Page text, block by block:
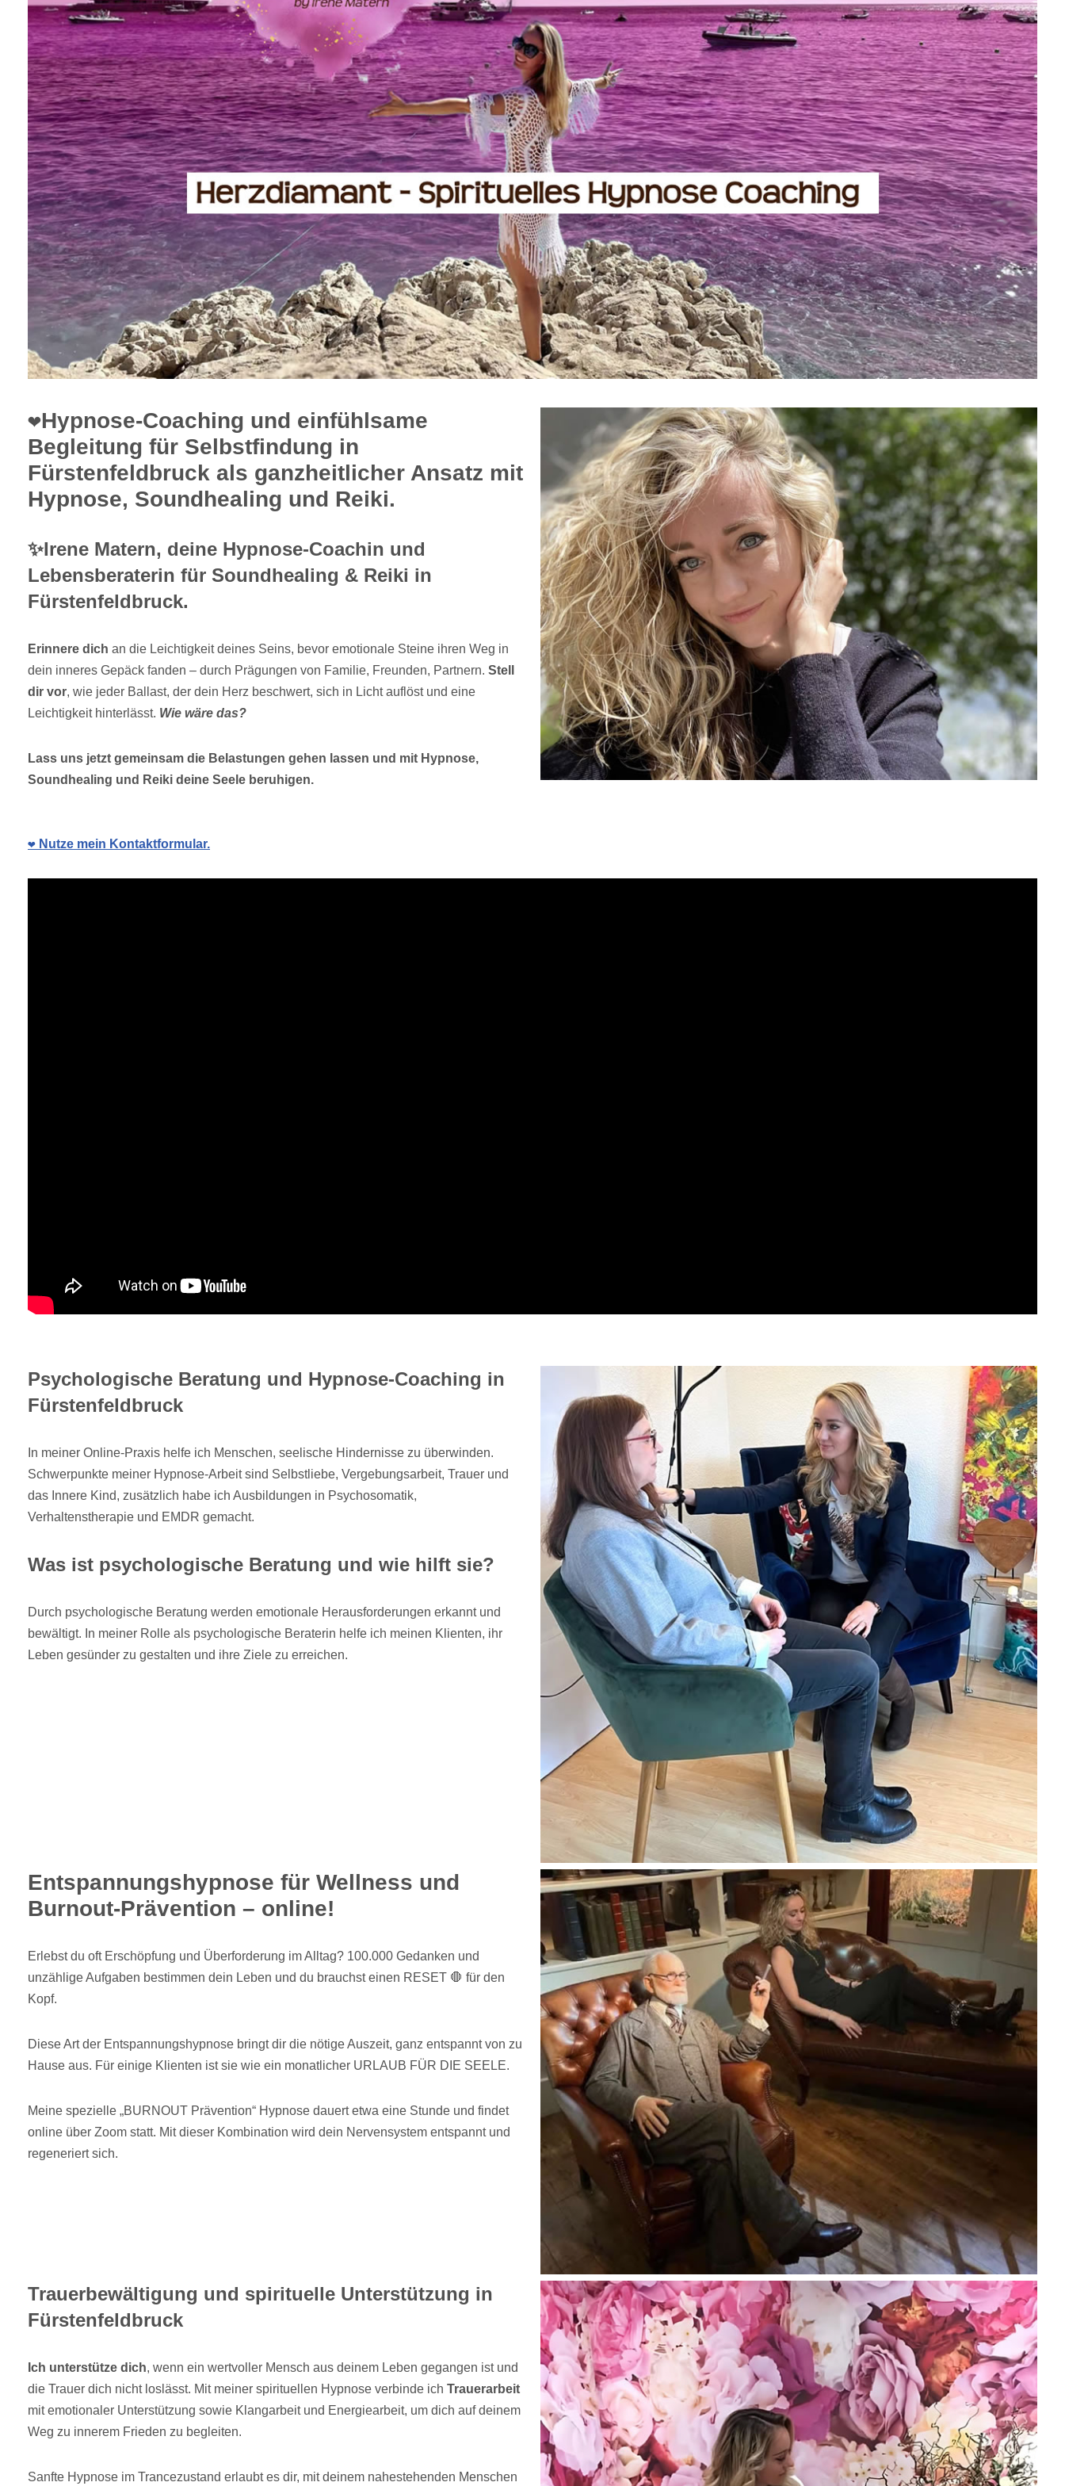
❤️Hypnose-Coaching und einfühlsame
Begleitung für Selbstfindung in
Fürstenfeldbruck als ganzheitlicher Ansatz mit
Hypnose, Soundhealing und Reiki.
✨Irene Matern, deine Hypnose-Coachin und
Lebensberaterin für Soundhealing & Reiki in
Fürstenfeldbruck.
Erinnere dich an die Leichtigkeit deines Seins, bevor emotionale Steine ihren Weg in
dein inneres Gepäck fanden – durch Prägungen von Familie, Freunden, Partnern. Stell
dir vor, wie jeder Ballast, der dein Herz beschwert, sich in Licht auflöst und eine
Leichtigkeit hinterlässt. Wie wäre das?
Lass uns jetzt gemeinsam die Belastungen gehen lassen und mit Hypnose,
Soundhealing und Reiki deine Seele beruhigen.
❤️ Nutze mein Kontaktformular.
Psychologische Beratung und Hypnose-Coaching in
Fürstenfeldbruck
In meiner Online-Praxis helfe ich Menschen, seelische Hindernisse zu überwinden.
Schwerpunkte meiner Hypnose-Arbeit sind Selbstliebe, Vergebungsarbeit, Trauer und
das Innere Kind, zusätzlich habe ich Ausbildungen in Psychosomatik,
Verhaltenstherapie und EMDR gemacht.
Was ist psychologische Beratung und wie hilft sie?
Durch psychologische Beratung werden emotionale Herausforderungen erkannt und
bewältigt. In meiner Rolle als psychologische Beraterin helfe ich meinen Klienten, ihr
Leben gesünder zu gestalten und ihre Ziele zu erreichen.
Entspannungshypnose für Wellness und
Burnout-Prävention – online!
Erlebst du oft Erschöpfung und Überforderung im Alltag? 100.000 Gedanken und
unzählige Aufgaben bestimmen dein Leben und du brauchst einen RESET 🛑 für den
Kopf.
Diese Art der Entspannungshypnose bringt dir die nötige Auszeit, ganz entspannt von zu
Hause aus. Für einige Klienten ist sie wie ein monatlicher URLAUB FÜR DIE SEELE.
Meine spezielle „BURNOUT Prävention“ Hypnose dauert etwa eine Stunde und findet
online über Zoom statt. Mit dieser Kombination wird dein Nervensystem entspannt und
regeneriert sich.
Trauerbewältigung und spirituelle Unterstützung in
Fürstenfeldbruck
Ich unterstütze dich, wenn ein wertvoller Mensch aus deinem Leben gegangen ist und
die Trauer dich nicht loslässt. Mit meiner spirituellen Hypnose verbinde ich Trauerarbeit
mit emotionaler Unterstützung sowie Klangarbeit und Energiearbeit, um dich auf deinem
Weg zu innerem Frieden zu begleiten.
Sanfte Hypnose im Trancezustand erlaubt es dir, mit deinem nahestehenden Menschen